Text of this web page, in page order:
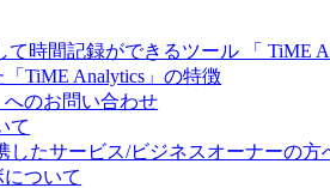
て時間記録ができるツール 「 TiME
TiME Analytics」の特徴
のお問い合わせ
て
したサービス/ビジネスオーナーの方
ついて